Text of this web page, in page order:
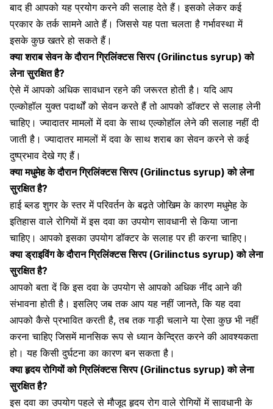
बाद ही आपको यह प्रयोग करने की सलाह देते हैं। इसको लेकर कई
प्रकार के तर्क सामने आते हैं। जिससे यह पता चलता है गर्भावस्था में
इसके कुछ खतरे हो सकते हैं।
क्या शराब सेवन के दौरानग्रिलिंक्टससिरप (Grilinctus syrup) को
लेना सुरक्षित है?
ऐसे में आपको अधिक सावधान रहने की जरूरत होती है। यदि आप
एल्कोहॉल युक्त पदार्थों को सेवन करते हैं तो आपको डॉक्टर से सलाह लेनी
चाहिए। ज्यादातर मामलों में दवा के साथ एल्कोहॉल लेने की सलाह नहीं दी
जाती है। ज्यादातर मामलों में दवा के साथ शराब का सेवन करने से कई
दुष्प्रभाव देखे गए हैं।
क्या मधुमेह के दौरानग्रिलिंक्टससिरप (Grilinctus syrup) को लेना
सुरक्षित है?
हाई ब्लडशुगरके स्तर में परिवर्तन के बढ़ते जोखिम के कारणमधुमेह के
इतिहास वाले रोगियों में इस दवा का उपयोग सावधानी से किया जाना
चाहिए। आपको इसका उपयोग डॉक्टर के सलाह पर ही करना चाहिए।
क्या ड्राइविंग के दौरानग्रिलिंक्टससिरप (Grilinctus syrup) को लेना
सुरक्षित है?
आपको बता दें कि इस दवा के उपयोग से आपको अधिकनींदआने की
संभावना होती है। इसलिए जब तक आप यह नहीं जानते, कि यह दवा
आपको कैसे प्रभावित करती है, तब तक गाड़ी चलाने या ऐसा कुछ भी नहीं
करना चाहिए जिसमें मानसिक रूप से ध्यान केन्द्रित करने की आवश्यकता
हो। यह किसी दुर्घटना का कारण बन सकता है।
क्या हृदय रोगियों कोग्रिलिंक्टससिरप (Grilinctus syrup) को लेना
सुरक्षित है?
इस दवा का उपयोग पहले से मौजूद हृदय रोग वाले रोगियों में सावधानी के